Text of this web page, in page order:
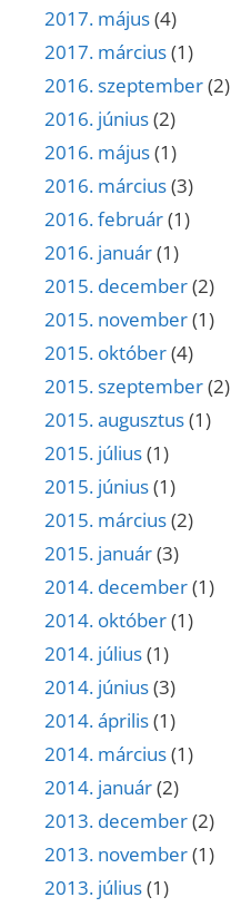
2017. május(4)
2017. március(1)
2016. szeptember(2)
2016. június(2)
2016. május(1)
2016. március(3)
2016. február(1)
2016. január(1)
2015. december(2)
2015. november(1)
2015. október(4)
2015. szeptember(2)
2015. augusztus(1)
2015. július(1)
2015. június(1)
2015. március(2)
2015. január(3)
2014. december(1)
2014. október(1)
2014. július(1)
2014. június(3)
2014. április(1)
2014. március(1)
2014. január(2)
2013. december(2)
2013. november(1)
2013. július(1)